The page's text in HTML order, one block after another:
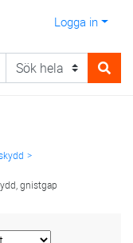
Logga in
gnistgap